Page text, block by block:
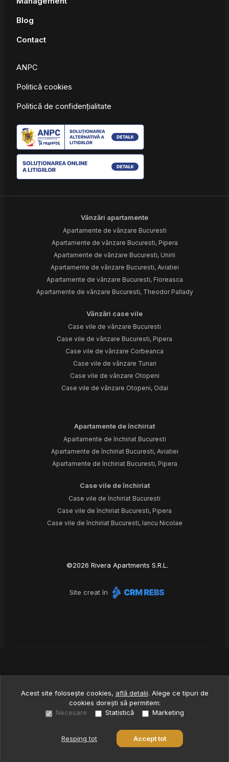
Sună acum Solicită vizionare
Blog
Contact
ANPC
Politică cookies
Politică de confidențialitate
Vânzări apartamente
Apartamente de vânzare Bucuresti
Apartamente de vânzare Bucuresti, Pipera
Apartamente de vânzare Bucuresti, Unirii
Apartamente de vânzare Bucuresti, Aviatiei
Apartamente de vânzare Bucuresti, Floreasca
Apartamente de vânzare Bucuresti, Theodor Pallady
Vânzări case vile
Case vile de vânzare Bucuresti
Case vile de vânzare Bucuresti, Pipera
Case vile de vânzare Corbeanca
Case vile de vânzare Tunari
Case vile de vânzare Otopeni
Case vile de vânzare Otopeni, Odai
Apartamente de închiriat
Apartamente de închiriat Bucuresti
Apartamente de închiriat Bucuresti, Aviatiei
Apartamente de închiriat Bucuresti, Pipera
Case vile de închiriat
Case vile de închiriat Bucuresti
Case vile de închiriat Bucuresti, Pipera
Case vile de închiriat Bucuresti, Iancu Nicolae
©2026 Rivera Apartments S.R.L.
Site creat în
Acest site folosește cookies, află detalii. Alege ce tipuri de
cookies dorești să permitem:
Necesare
Statistică Marketing
Resping tot Accept tot